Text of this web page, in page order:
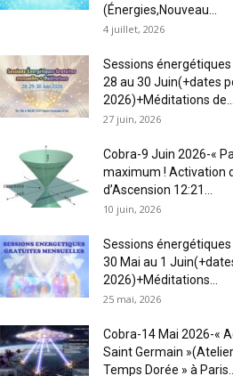
(Énergies,Nouveau...
4 juillet, 2026
Sessions
28 au 30 Juin(+dates
2026)+Méditations de...
27 juin, 2026
Cobra-9 Juin 2026-«
maximum ! Activation
d’Ascension 12:21...
10 juin, 2026
Sessions
30 Mai au 1
2026)+Méditations...
25 mai, 2026
Cobra-14 Mai 2026-«
Saint Germain
Temps Dorée » à Paris...